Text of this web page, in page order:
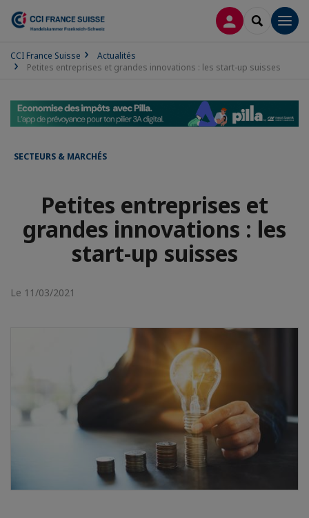
CONNEXION
CCI France Suisse
Actualités
Petites entreprises et grandes innovations : les start-up suisses
SECTEURS & MARCHÉS
Petites entreprises et
grandes innovations : les
start-up suisses
Le 11/03/2021